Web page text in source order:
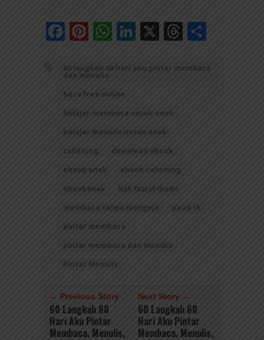
Facebook
Pinterest
WhatsApp
LinkedIn
X Threads
60 langkah 60 hari aku pintar membaca
dan menulis
baca free online
belajar membaca untuk anak
belajar menulis untuk anak
calistung
download ebook
ebook anak
ebook calistung
ebookanak
Kak Nurul Ihsan
membaca tanpa mengeja
paud tk
pintar membaca
pintar membaca dan menulis
Pintar Menulis
← Previous Story
60 Langkah 60
Hari Aku Pintar
Membaca, Menulis,
Next Story →
60 Langkah 60
Hari Aku Pintar
Membaca, Menulis,